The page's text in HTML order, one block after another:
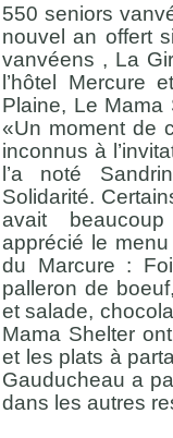
550 seniors
nouvel an offert
vanvéens , La
l’hôtel Mercure
Plaine, Le Mama
«Un moment de
inconnus à
l’a noté
Solidarité.
avait
apprécié le
du Marcure :
palleron de
et salade,
Mama Shelter
et les plats à
Gauducheau a
dans les autres